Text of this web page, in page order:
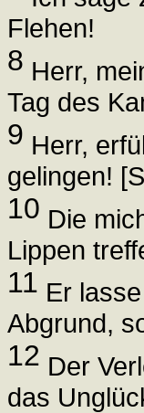
Flehen!
8 Herr,
Tag des
9 Herr,
gelingen!
10 Die
Lippen
11 Er
Abgrund,
12 Der
das